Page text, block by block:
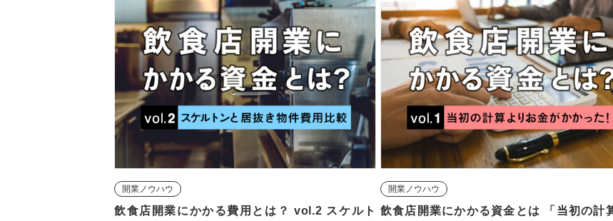
開業ノウハウ
飲食店開業にかかる費用とは？ vol.2 スケルト
開業ノウハウ
飲食店開業にかかる資金とは 「当初の計